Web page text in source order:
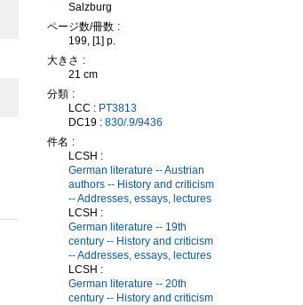
Salzburg
ページ数/冊数
199, [1] p.
大きさ
21 cm
分類
LCC : PT3813
DC19 : 830/.9/9436
件名
LCSH :
German literature -- Austrian
authors -- History and criticism
-- Addresses, essays, lectures
LCSH :
German literature -- 19th
century -- History and criticism
-- Addresses, essays, lectures
LCSH :
German literature -- 20th
century -- History and criticism